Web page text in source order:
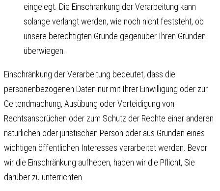
eingelegt. Die Einschränkung der Verarbeitung kann
solange verlangt werden, wie noch nicht feststeht, ob
unsere berechtigten Gründe gegenüber Ihren Gründen
überwiegen.
Einschränkung der Verarbeitung bedeutet, dass die
personenbezogenen Daten nur mit Ihrer Einwilligung oder zur
Geltendmachung, Ausübung oder Verteidigung von
Rechtsansprüchen oder zum Schutz der Rechte einer anderen
natürlichen oder juristischen Person oder aus Gründen eines
wichtigen öffentlichen Interesses verarbeitet werden. Bevor
wir die Einschränkung aufheben, haben wir die Pflicht, Sie
darüber zu unterrichten.